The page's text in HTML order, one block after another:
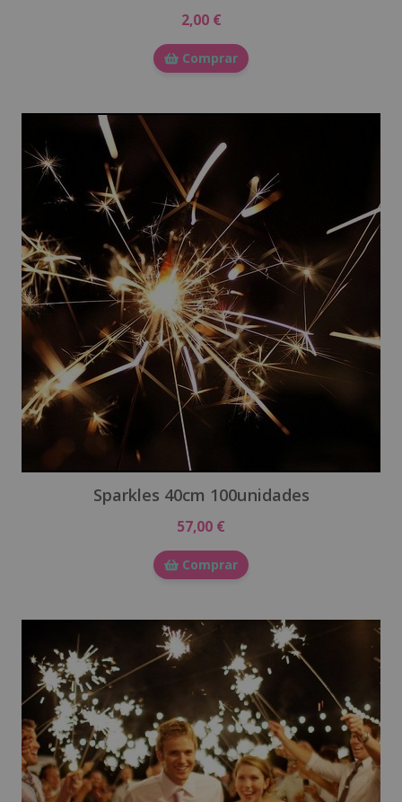
2,00 €
Comprar
Sparkles 40cm 100unidades
57,00 €
Comprar